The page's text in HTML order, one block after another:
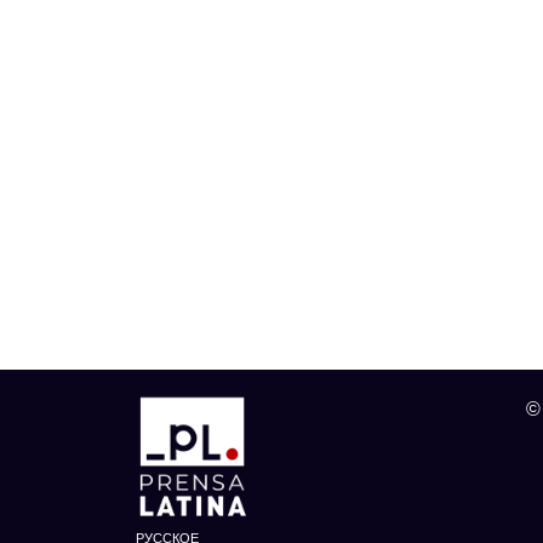
РУССКОЕ
©